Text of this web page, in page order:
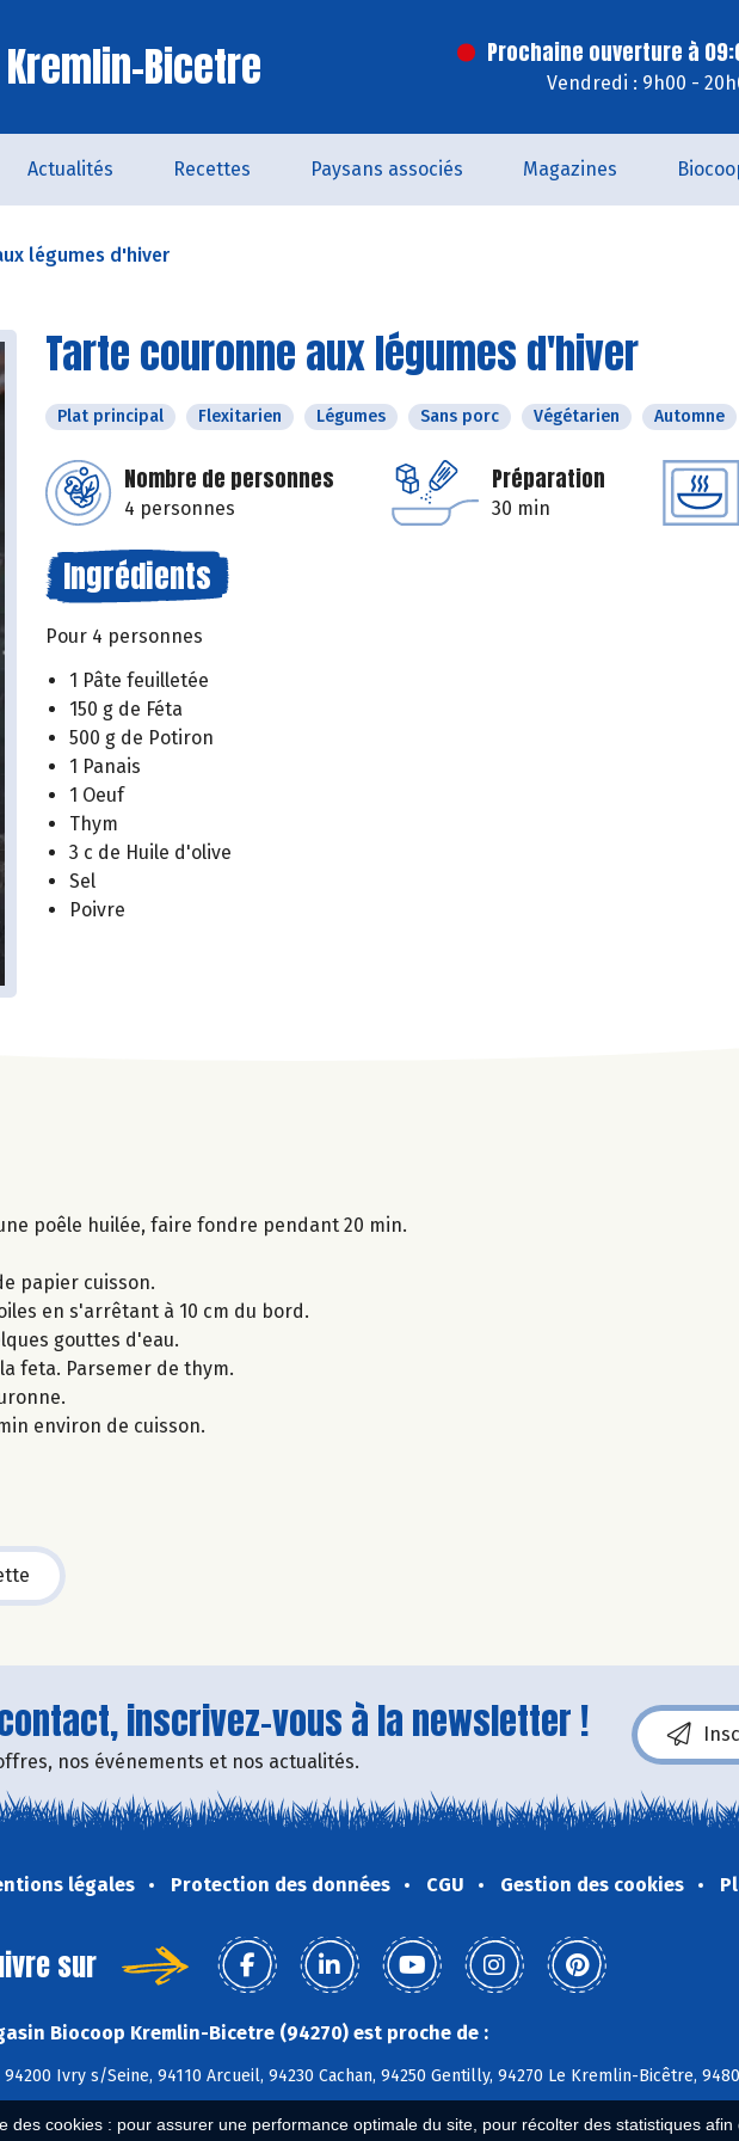
des cookies : pour assurer une performance optimale du site, pour récolter des statistiques
Bicetre Prochaine ouverture à
Vendredi : 9h00 -
Actualités Recettes Paysans associés Magazines
légumes d'hiver
Tarte couronne aux légumes d'hiver
Plat principal Flexitarien Légumes Sans porc Végétarien Automne
Nombre de personnes
4 personnes
Préparation
30 min
Ingrédients
Pour 4 personnes
1 Pâte feuilletée
150 g de Féta
500 g de Potiron
1 Panais
1 Oeuf
Thym
3 c de Huile d'olive
Sel
Poivre
poêle huilée, faire fondre pendant 20 min.
papier cuisson.
en s'arrêtant à 10 cm du bord.
gouttes d'eau.
feta. Parsemer de thym.
environ de cuisson.
inscrivez-vous à la newsletter !
nos événements et nos actualités.
légales Protection des données CGU Gestion des cookies
sur
Biocoop Kremlin-Bicetre (94270) est proche de :
94200 Ivry s/Seine, 94110 Arcueil, 94230 Cachan, 94250 Gentilly, 94270 Le Kremlin-Bicêtre,